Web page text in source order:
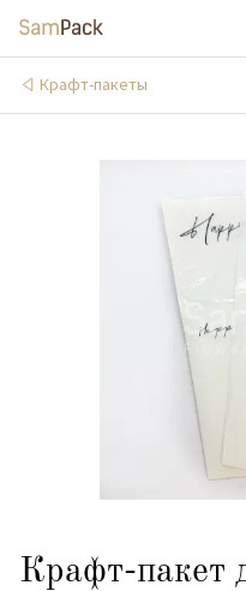
Крафт-пакеты
Крафт-пакет